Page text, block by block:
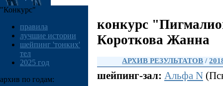
"Конкурс"
правила
лучшие истории
шейпинг 'тонких'
тел
2025 год
архив по годам:
конкурс
Короткова Жанна
АРХИВ РЕЗУЛЬТАТОВ /
шейпинг-зал: Альфа N